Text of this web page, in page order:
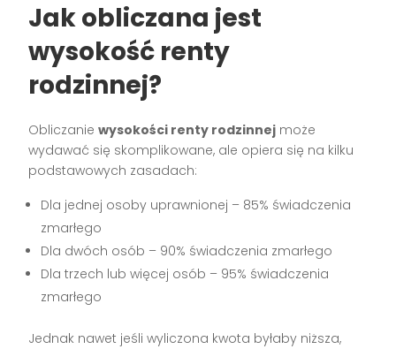
Jak obliczana jest
wysokość renty
rodzinnej?
Obliczaniewysokości renty rodzinnej może
wydawać się skomplikowane, ale opiera się na kilku
podstawowych zasadach:
Dla jednej osoby uprawnionej – 85% świadczenia
zmarłego
Dla dwóch osób – 90% świadczenia zmarłego
Dla trzech lub więcej osób – 95% świadczenia
zmarłego
Jednak nawet jeśli wyliczona kwota byłaby niższa,